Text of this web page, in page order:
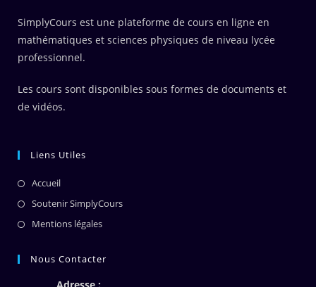
SimplyCours est une plateforme de cours en ligne en
mathématiques et sciences physiques de niveau lycée
professionnel.
Les cours sont disponibles sous formes de documents et
de vidéos.
Liens Utiles
Accueil
Soutenir SimplyCours
Mentions légales
Nous Contacter